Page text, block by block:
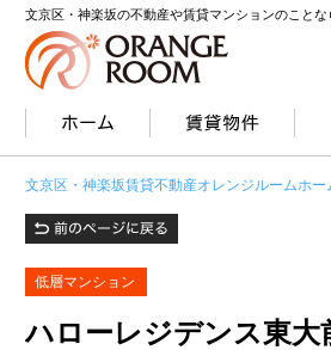
文京区・神楽坂の不動産や賃貸マンションのこと
文京区・神楽坂賃貸不動産オレンジルームホー
低層マンション
ハローレジデンス東大